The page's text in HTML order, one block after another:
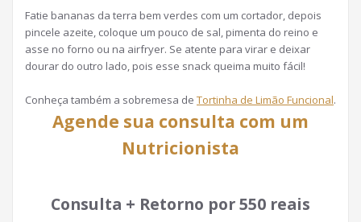
Fatie bananas da terra bem verdes com um cortador, depois
pincele azeite, coloque um pouco de sal, pimenta do reino e
asse no forno ou na airfryer. Se atente para virar e deixar
dourar do outro lado, pois esse snack queima muito fácil!
Conheça também a sobremesa de Tortinha de Limão Funcional.
Agende sua consulta com um
Nutricionista
Consulta + Retorno por 550 reais